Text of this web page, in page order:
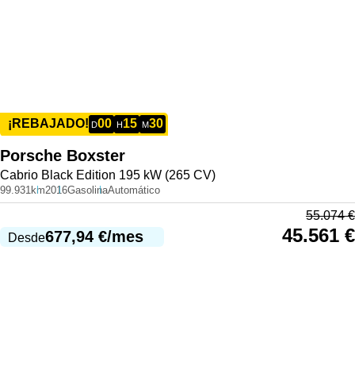
¡REBAJADO! D00 H15 M30
Porsche Boxster
Cabrio Black Edition 195 kW (265 CV)
99.931km2016GasolinaAutomático
Desde677,94 €/mes
55.074€
45.561 €